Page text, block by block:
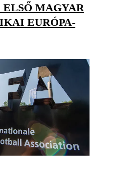
MAGYAR
EURÓPA-